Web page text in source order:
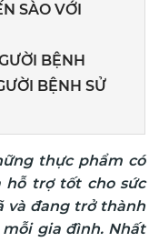
SÀO VỚI
BỆNH
BỆNH SỬ
thực phẩm có
hỗ trợ tốt cho sức
và đang trở thành
gia đình. Nhất